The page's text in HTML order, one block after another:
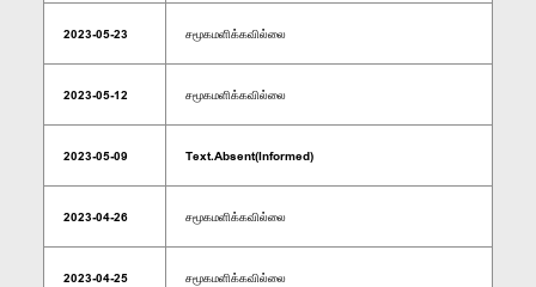
2023-05-23 சமூகமளிக்கவில்லை
2023-05-12 சமூகமளிக்கவில்லை
2023-05-09 Text.Absent(Informed)
2023-04-26 சமூகமளிக்கவில்லை
2023-04-25 சமூகமளிக்கவில்லை